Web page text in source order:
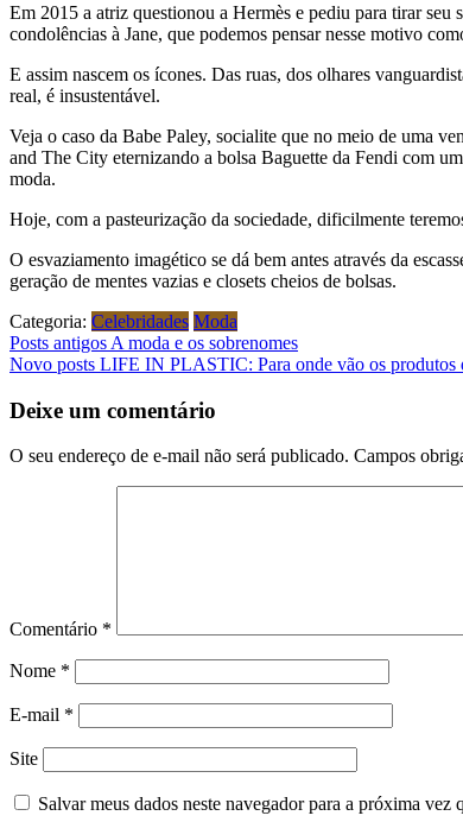
Em 2015 a atriz questionou a Hermès e pediu para tirar seu
condolências à Jane, que podemos pensar nesse motivo
E assim nascem os ícones. Das ruas, dos olhares
real, é insustentável.
Veja o caso da Babe Paley, socialite que no meio de uma
and The City eternizando a bolsa Baguette da Fendi com
moda.
Hoje, com a pasteurização da sociedade, dificilmente
O esvaziamento imagético se dá bem antes através da
geração de mentes vazias e closets cheios de bolsas.
Categoria: Celebridades Moda
Navegação
de
Post
Posts antigos A moda e os sobrenomes
Novo posts LIFE IN PLASTIC: Para onde vão os produtos
Deixe um comentário
O seu endereço de e-mail não será publicado. Campos
Comentário *
Nome *
E-mail *
Site
Salvar meus dados neste navegador para a próxima vez